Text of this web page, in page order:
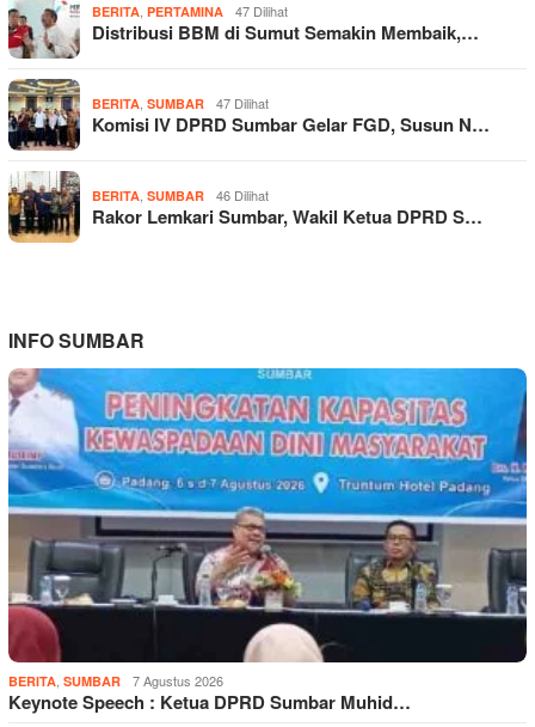
BERITA, PERTAMINA 47 Dilihat
Distribusi BBM di Sumut Semakin Membaik,…
BERITA, SUMBAR 47 Dilihat
Komisi IV DPRD Sumbar Gelar FGD, Susun N…
BERITA, SUMBAR 46 Dilihat
Rakor Lemkari Sumbar, Wakil Ketua DPRD S…
INFO SUMBAR
BERITA, SUMBAR 7 Agustus 2026
Keynote Speech : Ketua DPRD Sumbar Muhid…